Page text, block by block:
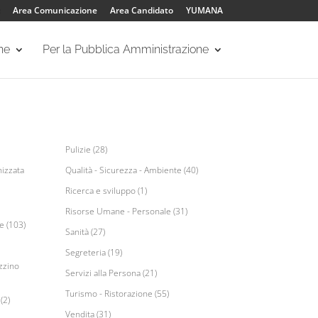
Area Comunicazione Area Candidato YUMANA
Per la Pubblica Amministrazione
(103)
Pulizie (28)
Qualità - Sicurezza - Ambiente (40)
Ricerca e sviluppo (1)
Risorse Umane - Personale (31)
Sanità (27)
Segreteria (19)
Servizi alla Persona (21)
Turismo - Ristorazione (55)
Vendita (31)